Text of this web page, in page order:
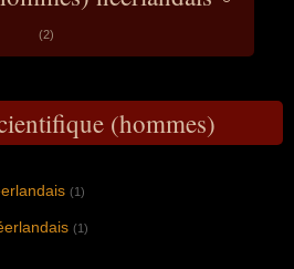
(2)
(hommes)
(1)
(1)